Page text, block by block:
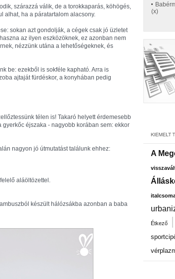
szárazzá válik, de a torokkaparás, köhögés,
alhat, ha a páratartalom alacsony.
sokan azt gondolják, a cégek csak jó üzletet
az ilyen eszközöknek, ez azonban nem
nézzünk utána a lehetőségeknek, és
be: ezekből is sokféle kapható. Arra is
ajtaját fürdéskor, a konyhában pedig
télen is! Takaró helyett érdemesebb
éjszaka - nagyobb korában sem: ekkor
nagyon jó útmutatást találunk ehhez:
aláöltözettel.
készült hálózsákba azonban a baba
(x)
A
Étkező |